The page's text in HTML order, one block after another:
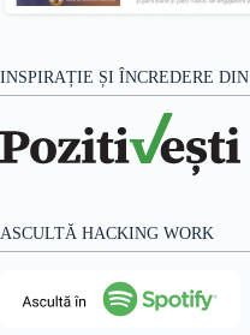
INSPIRAȚIE ȘI ÎNCREDERE
ASCULTĂ HACKING WORK